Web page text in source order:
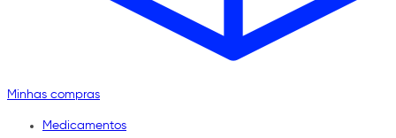
Minhas compras
Medicamentos